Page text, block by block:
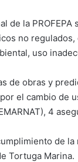
de la
no
uso
de obras y
el cambio de
4
de
Tortuga Marina.